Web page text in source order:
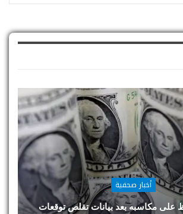
أخبار صحفية
على مكاسبه بعد بيانات تقلص توقعات